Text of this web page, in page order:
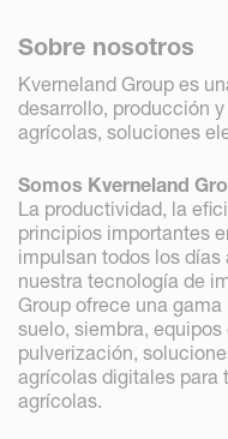
Sobre nosotros
Kverneland Group es
desarrollo, producción
agrícolas, soluciones
Somos Kverneland
La productividad, la
principios importantes
impulsan todos los
nuestra tecnología de
Group ofrece una
suelo, siembra,
pulverización,
agrícolas digitales para
agrícolas.